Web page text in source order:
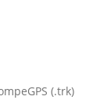
(.trk)